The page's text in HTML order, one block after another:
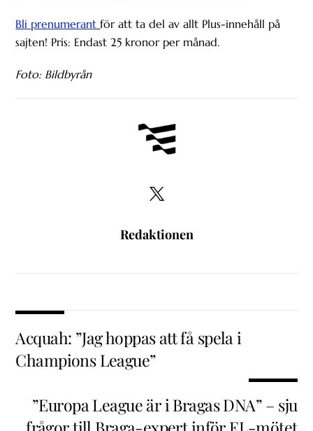
Bli prenumerant för att ta del av allt Plus-innehåll på
sajten! Pris: Endast 25 kronor per månad.
Foto: Bildbyrån
Redaktionen
Acquah: ”Jag hoppas att få spela i
Champions League”
”Europa League är i Bragas DNA” – sju